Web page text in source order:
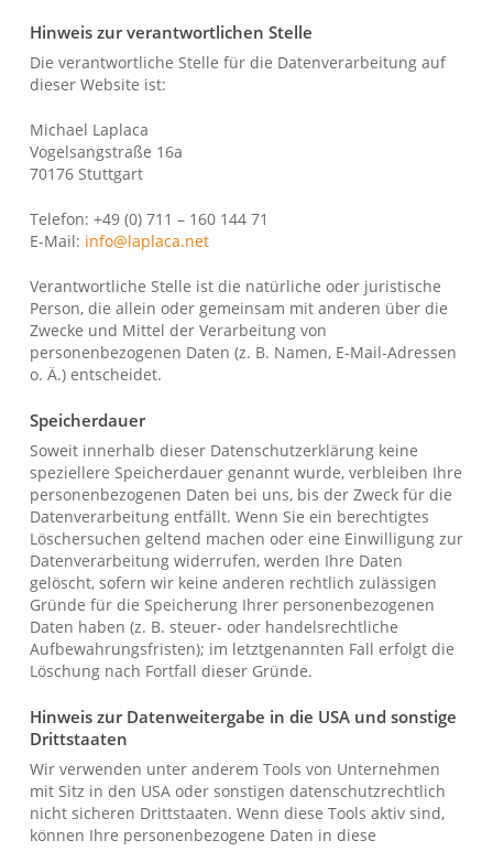
Hinweis zur verantwortlichen Stelle
Die verantwortliche Stelle für die Datenverarbeitung auf
dieser Website ist:
Michael Laplaca
Vogelsangstraße 16a
70176 Stuttgart
Telefon: +49 (0) 711 – 160 144 71
E-Mail: info@laplaca.net
Verantwortliche Stelle ist die natürliche oder juristische
Person, die allein oder gemeinsam mit anderen über die
Zwecke und Mittel der Verarbeitung von
personenbezogenen Daten (z. B. Namen, E-Mail-Adressen
o. Ä.) entscheidet.
Speicherdauer
Soweit innerhalb dieser Datenschutzerklärung keine
speziellere Speicherdauer genannt wurde, verbleiben Ihre
personenbezogenen Daten bei uns, bis der Zweck für die
Datenverarbeitung entfällt. Wenn Sie ein berechtigtes
Löschersuchen geltend machen oder eine Einwilligung zur
Datenverarbeitung widerrufen, werden Ihre Daten
gelöscht, sofern wir keine anderen rechtlich zulässigen
Gründe für die Speicherung Ihrer personenbezogenen
Daten haben (z. B. steuer- oder handelsrechtliche
Aufbewahrungsfristen); im letztgenannten Fall erfolgt die
Löschung nach Fortfall dieser Gründe.
Hinweis zur Datenweitergabe in die USA und sonstige
Drittstaaten
Wir verwenden unter anderem Tools von Unternehmen
mit Sitz in den USA oder sonstigen datenschutzrechtlich
nicht sicheren Drittstaaten. Wenn diese Tools aktiv sind,
können Ihre personenbezogene Daten in diese